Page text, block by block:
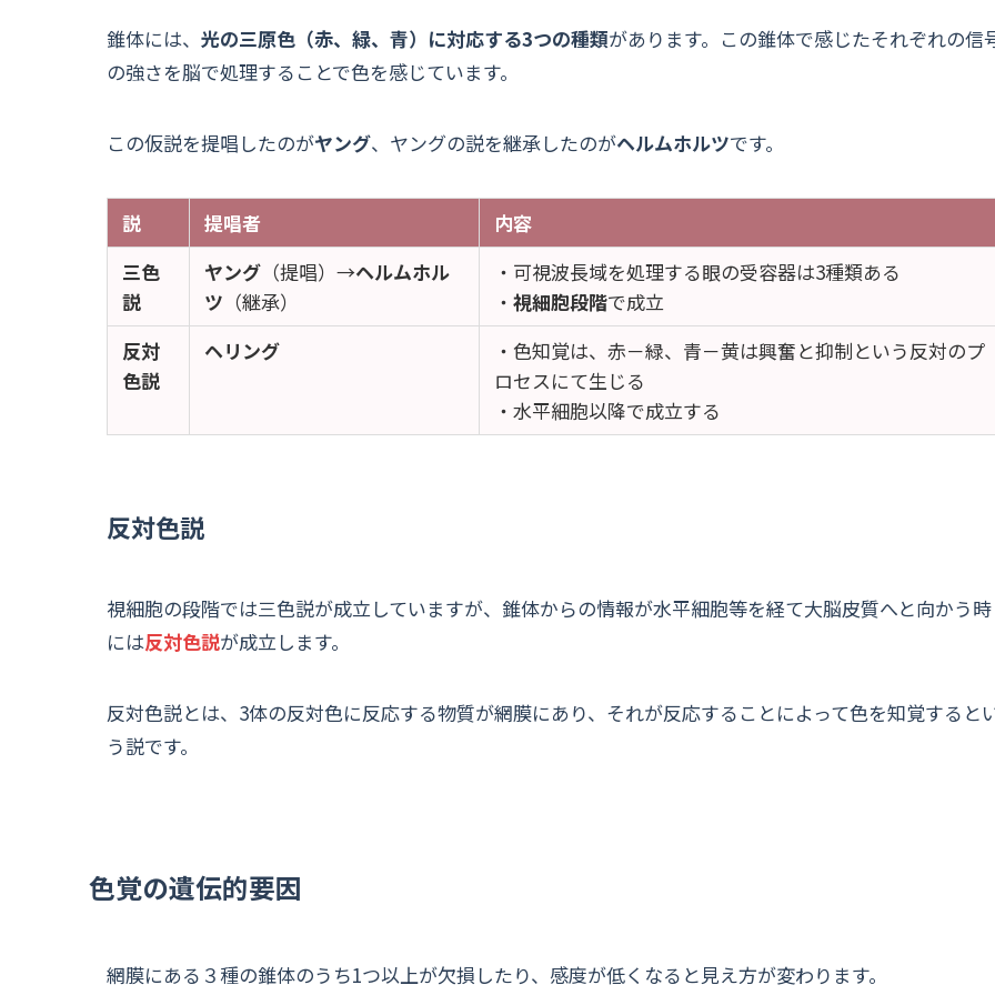
錐体には、 光の三原色（赤、緑、青）に対応する3つの種類があります。この錐体で感じたそれぞれの信
の強さを脳で処理することで色を感じています。
この仮説を提唱したのがヤング、ヤングの説を継承したのがヘルムホルツです。
説 提唱者
内容
三色
説
ヤング（提唱）→ヘルムホル
ツ （継承）
・可視波長域を処理する眼の受容器は3種類ある
・ 視細胞段階で成立
反対
色説
ヘリング
・色知覚は、赤－緑、青－黄は興奮と抑制という反対のプ
ロセスにて生じる
・水平細胞以降で成立する
反対色説
視細胞の段階では三色説が成立していますが、錐体からの情報が水平細胞等を経て大脳皮質へと向かう時
には反対色説が成立します。
反対色説とは、3体の反対色に反応する物質が網膜にあり、それが反応することによって色を知覚すると
う説です。
色覚の遺伝的要因
網膜にある３種の錐体のうち1つ以上が欠損したり、感度が低くなると見え方が変わります。